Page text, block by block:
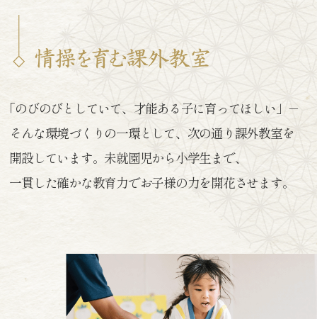
「のびのびとしていて、才能ある子に育ってほしい」－
そんな環境づくりの一環として、次の通り課外教室を
開設しています。 未就園児から小学生まで、
一貫した確かな教育力でお子様の力を開花させます。